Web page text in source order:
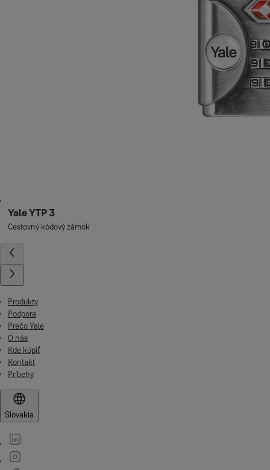
Yale YTP 3
Cestovný kódový zámok
Produkty
Podpora
Prečo Yale
O nás
Kde kúpiť
Kontakt
Príbehy
Slovakia